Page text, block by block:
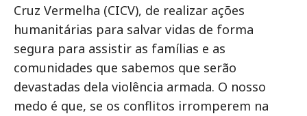
Cruz Vermelha (CICV), de realizar ações
humanitárias para salvar vidas de forma
segura para assistir as famílias e as
comunidades que sabemos que serão
devastadas dela violência armada. O nosso
medo é que, se os conflitos irromperem na